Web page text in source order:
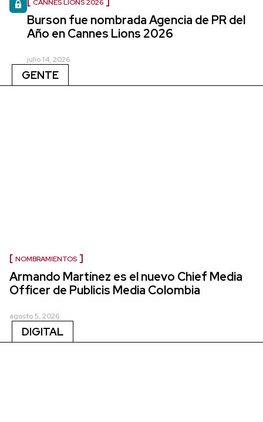
CANNES LIONS 2026
Burson fue nombrada Agencia de PR del
Año en Cannes Lions 2026
julio 14, 2026
GENTE
NOMBRAMIENTOS
Armando Martínez es el nuevo Chief Media
Officer de Publicis Media Colombia
agosto 5, 2026
DIGITAL